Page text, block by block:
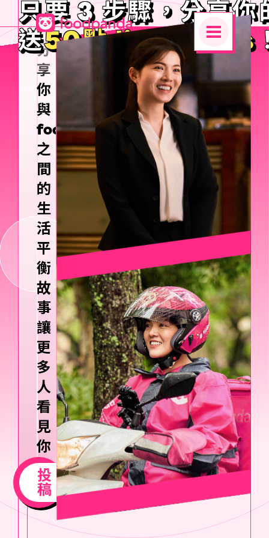
只要 3 步驟，分享你
送50點 linepoints
分
享
你
與
foodpanda
之
間
的
生
活
平
衡
故
事，
讓
更
多
人
看
見
你
的
人
生
選
投
稿